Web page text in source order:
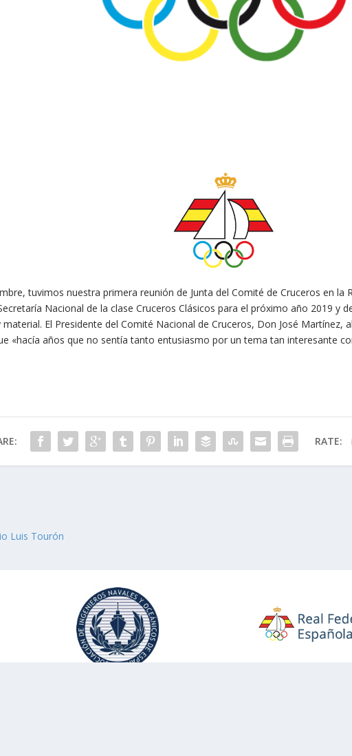
tuvimos nuestra primera reunión de Junta del Comité de Cruceros en la
Nacional de la clase Cruceros Clásicos para el próximo año 2019 y
material. El Presidente del Comité Nacional de Cruceros, Don José
«hacía años que no sentía tanto entusiasmo por un tema tan interesante
RATE:
Luis Tourón